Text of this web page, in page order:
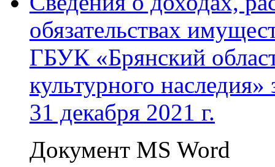
обязательствах
ГБУК «Брянский
культурного
31 декабря 2021 г.
Документ MS Word